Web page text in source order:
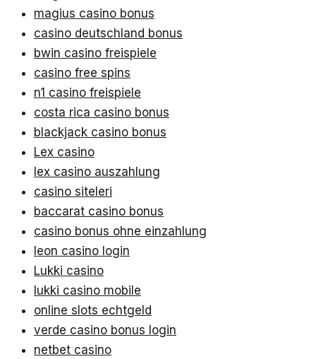
magius casino bonus
casino deutschland bonus
bwin casino freispiele
casino free spins
n1 casino freispiele
costa rica casino bonus
blackjack casino bonus
Lex casino
lex casino auszahlung
casino siteleri
baccarat casino bonus
casino bonus ohne einzahlung
leon casino login
Lukki casino
lukki casino mobile
online slots echtgeld
verde casino bonus login
netbet casino